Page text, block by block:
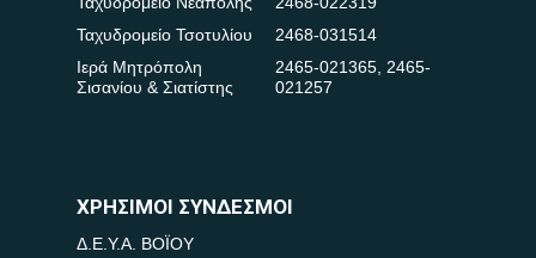
Ταχυδρομείο Τσοτυλίου
2468-031514
Ιερά Μητρόπολη
Σισανίου & Σιατίστης
2465-021365, 2465-
021257
ΧΡΗΣΙΜΟΙ ΣΥΝΔΕΣΜΟΙ
Δ.Ε.Υ.Α. ΒΟΪΟΥ